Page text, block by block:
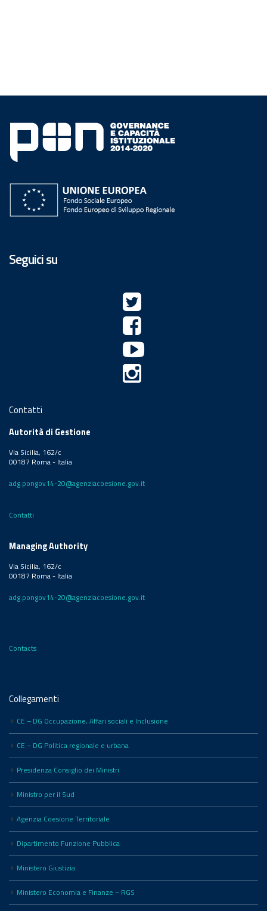
Seguici su
Contatti
Autorità di Gestione
Via Sicilia, 162/c
00187 Roma - Italia
adg.pongov14-20@agenziacoesione.gov.it
Contatti
Managing Authority
Via Sicilia, 162/c
00187 Roma - Italia
adg.pongov14-20@agenziacoesione.gov.it
Contacts
Collegamenti
CE – DG Occupazione, Affari sociali e Inclusione
CE – DG Politica regionale e urbana
Presidenza Consiglio dei Ministri
Ministro per il Sud
Agenzia Coesione Territoriale
Dipartimento Funzione Pubblica
Ministero Giustizia
Ministero Economia e Finanze – RGS